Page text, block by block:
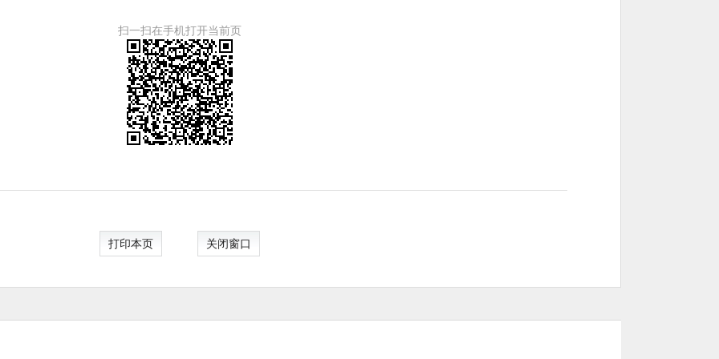
扫一扫在手机打开当前页
打印本页 关闭窗口